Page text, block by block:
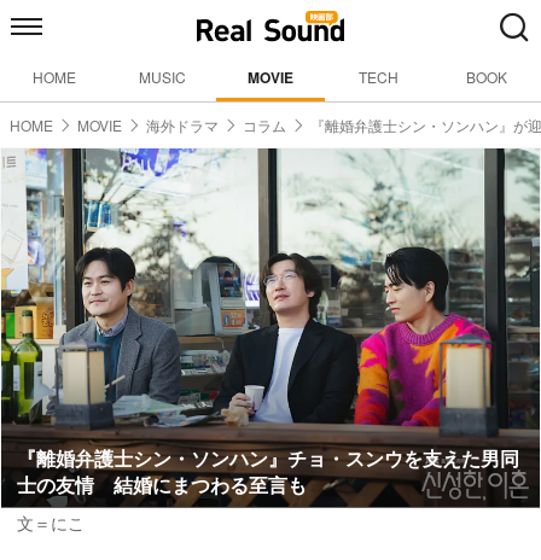
HOME MUSIC MOVIE TECH BOOK
HOME MOVIE 海外ドラマ コラム 『離婚弁護士シン・ソンハン』が
『離婚弁護士シン・ソンハン』チョ・スンウを支えた男同
士の友情 結婚にまつわる至言も
文＝にこ